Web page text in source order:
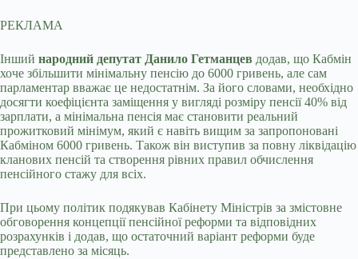
РЕКЛАМА
Інший народний депутат Данило Гетманцев додав, що Кабмін
хоче збільшити мінімальну пенсію до 6000 гривень, але сам
парламентар вважає це недостатнім. За його словами, необхідно
досягти коефіцієнта заміщення у вигляді розміру пенсії 40% від
зарплати, а мінімальна пенсія має становити реальний
прожитковий мінімум, який є навіть вищим за запропоновані
Кабміном 6000 гривень. Також він виступив за повну ліквідацію
кланових пенсій та створення рівних правил обчислення
пенсійного стажу для всіх.
При цьому політик подякував Кабінету Міністрів за змістовне
обговорення концепції пенсійної реформи та відповідних
розрахунків і додав, що остаточний варіант реформи буде
представлено за місяць.